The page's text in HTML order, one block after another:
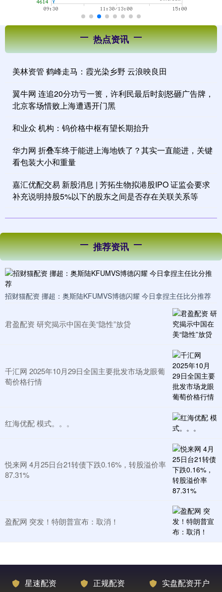
热点资讯
美林资管 鹤峰走马：霞光染乡野 云浪映良田
翼牛网 连追20分功亏一篑，许利民最后时刻怒砸广告牌，
北京客场惜败上海遭遇开门黑
和业众 机构：钨价格中枢有望长期抬升
华力网 折叠车终于能进上海地铁了？其实一直能进，关键
看包装大小和重量
嘉汇优配交易 新股消息 | 芳拓生物拟港股IPO 证监会要求
补充说明持股5%以下的股东之间是否存在关联关系等
推荐资讯
招财猫配资 挪超：奥斯陆KFUMVS博德闪耀 今日拿捏主任比分推荐
君盈配资 研究揭示中国在美“隐性”放贷
千汇网 2025年10月29日全国主要批发市场龙眼葡
萄价格行情
红海优配 模式。。。
悦来网 4月25日台21转债下跌0.16%，转股溢价率
87.31%
盈配网 突发！特朗普宣布：取消！
星速配资 正规配资 实盘配资开户